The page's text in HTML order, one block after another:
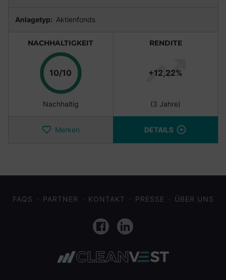
Anlagetyp: Aktienfonds
NACHHALTIGKEIT
10/10 Punkte
Nachhaltig
RENDITE
+12,22%
(3 Jahre)
Merken DETAILS
FAQS PARTNER KONTAKT PRESSE ÜBER UNS
FacebookLinkedIn